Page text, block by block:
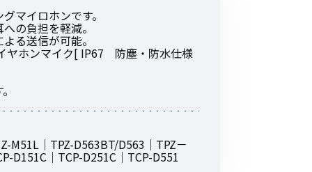
その他取扱商品
DCDCコンバーター/直流安定
化電源
マイロホンです。
の負担を軽減。
る送信が可能。
ヤホンマイク[ IP67 防塵・防水仕様
M51L｜TPZ-D563BT/D563｜TPZ－
D151C｜TCP-D251C｜TCP-D551